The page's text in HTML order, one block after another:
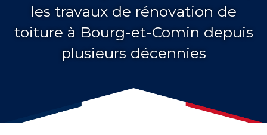
les travaux de rénovation de
toiture à Bourg-et-Comin depuis
plusieurs décennies